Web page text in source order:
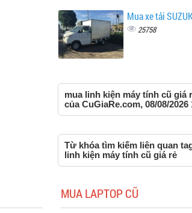
Mua xe tải
25758
mua linh kiện máy tính cũ giá
của CuGiaRe.com, 08/08/2026
Từ khóa tìm kiếm liên quan
linh kiện máy tính cũ giá rẻ
MUA LAPTOP CŨ